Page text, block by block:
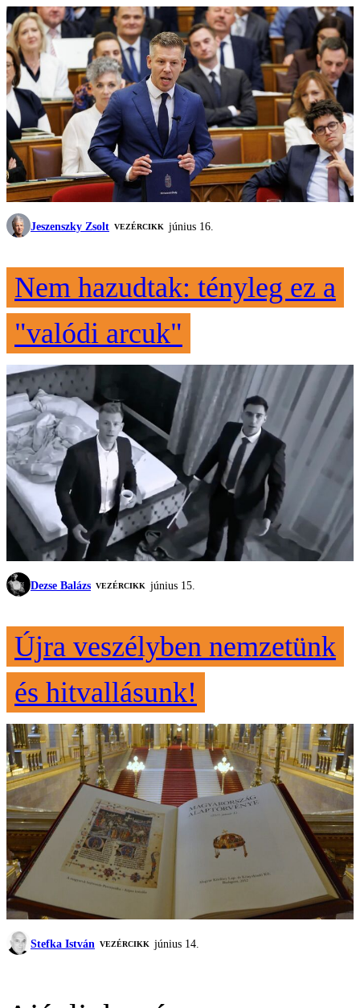
Jeszenszky Zsolt VEZÉRCIKK június 16.
Nem hazudtak: tényleg ez a
"valódi arcuk"
Dezse Balázs VEZÉRCIKK június 15.
Újra veszélyben nemzetünk
és hitvallásunk!
Stefka István VEZÉRCIKK június 14.